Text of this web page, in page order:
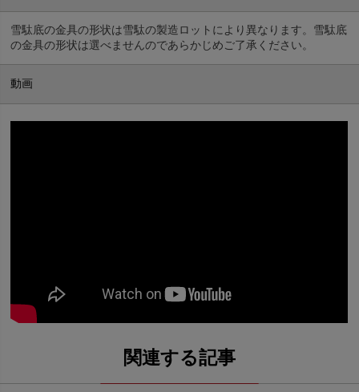
雪駄底の金具の形状は雪駄の製造ロットにより異なります。雪駄底
の金具の形状は選べませんのであらかじめご了承ください。